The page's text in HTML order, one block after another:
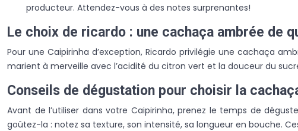
producteur. Attendez-vous à des notes surprenantes!
Le choix de ricardo : une cachaça ambrée de
Pour une Caipirinha d’exception, Ricardo privilégie une cachaça
marient à merveille avec l’acidité du citron vert et la douceur du
Conseils de dégustation pour choisir la
Avant de l’utiliser dans votre Caipirinha, prenez le temps de
goûtez-la : notez sa texture, son intensité, sa longueur en bouche.